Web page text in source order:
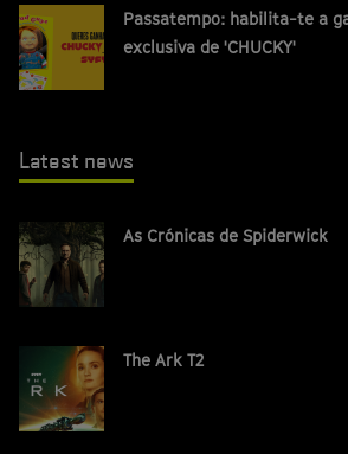
Passatempo: habilita-te a
exclusiva de 'CHUCKY'
Latest news
As Crónicas de Spiderwick
The Ark T2